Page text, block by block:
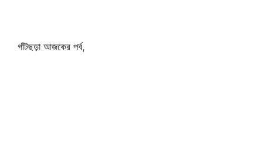
গাঁটছড়া আজকের পর্ব,